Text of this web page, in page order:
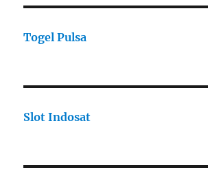
Togel Pulsa
Slot Indosat